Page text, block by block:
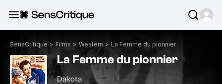
SensCritique > Films > Western > La Femme du pionnier
La Femme du pionnier
Dakota